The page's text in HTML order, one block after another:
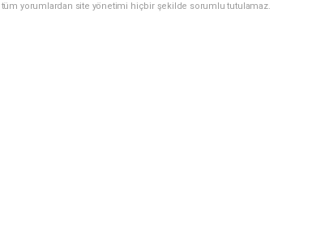
tüm yorumlardan site yönetimi hiçbir şekilde sorumlu tutulamaz.